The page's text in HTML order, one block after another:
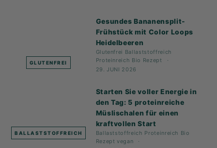
GLUTENFREI
Gesundes Bananensplit-
Frühstück mit Color Loops
Heidelbeeren
Glutenfrei Ballaststoffreich
Proteinreich Bio Rezept
29. JUNI 2026
BALLASTSTOFFREICH
Starten Sie voller Energie in
den Tag: 5 proteinreiche
Müslischalen für einen
kraftvollen Start
Ballaststoffreich Proteinreich Bio
Rezept vegan